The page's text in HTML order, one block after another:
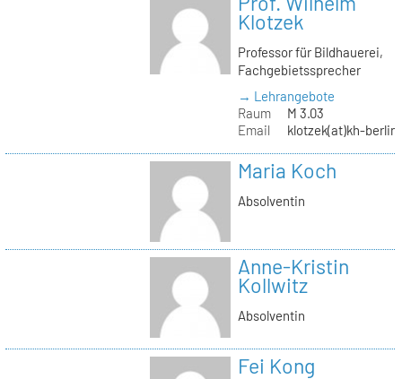
Klotzek
Professor für Bildhauerei,
Fachgebietssprecher
→ Lehrangebote
Raum
M 3.03
Email
klotzek(at)kh-
Maria Koch
Absolventin
Anne-Kristin
Kollwitz
Absolventin
Fei Kong